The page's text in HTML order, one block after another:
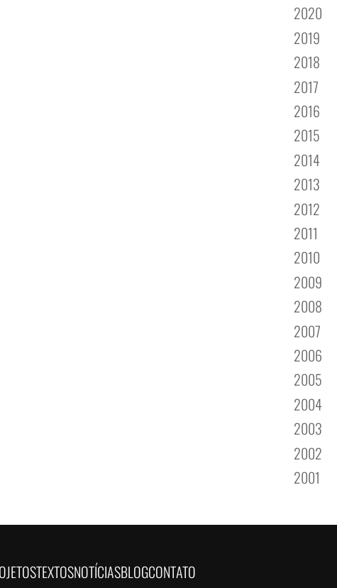
2020
2019
2018
2017
2016
2015
2014
2013
2012
2011
2010
2009
2008
2007
2006
2005
2004
2003
2002
2001
TEXTOSNOTÍCIASBLOGCONTATO